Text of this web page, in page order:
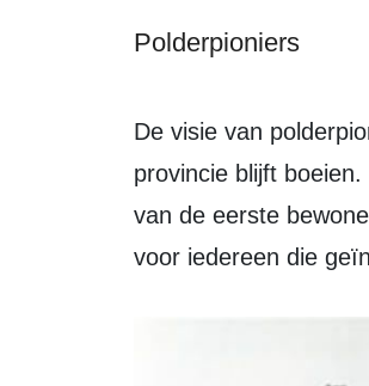
Polderpioniers
De visie van
provincie blijft
van de eerste
voor iedereen die